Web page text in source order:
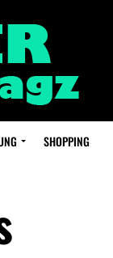
SHOPPING